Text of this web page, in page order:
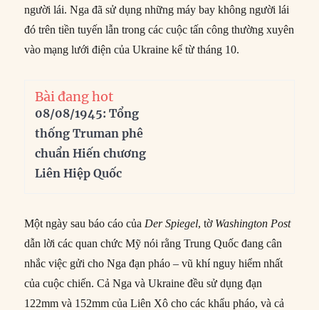
người lái. Nga đã sử dụng những máy bay không người lái
đó trên tiền tuyến lẫn trong các cuộc tấn công thường xuyên
vào mạng lưới điện của Ukraine kể từ tháng 10.
Bài đang hot
08/08/1945: Tổng
thống Truman phê
chuẩn Hiến chương
Liên Hiệp Quốc
Một ngày sau báo cáo của Der Spiegel, tờ Washington Post
dẫn lời các quan chức Mỹ nói rằng Trung Quốc đang cân
nhắc việc gửi cho Nga đạn pháo – vũ khí nguy hiểm nhất
của cuộc chiến. Cả Nga và Ukraine đều sử dụng đạn
122mm và 152mm của Liên Xô cho các khẩu pháo, và cả